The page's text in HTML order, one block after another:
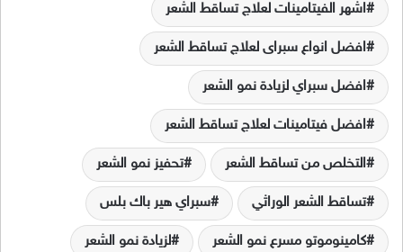
اشهر الفيتامينات لعلاج تساقط الشعر
افضل انواع سبراى لعلاج تساقط الشعر
افضل سبراي لزيادة نمو الشعر
افضل فيتامينات لعلاج تساقط الشعر
التخلص من تساقط الشعر تحفيز نمو الشعر
تساقط الشعر الوراثي سبراي هير باك بلس
كامينوموتو مسرع نمو الشعر لزيادة نمو الشعر